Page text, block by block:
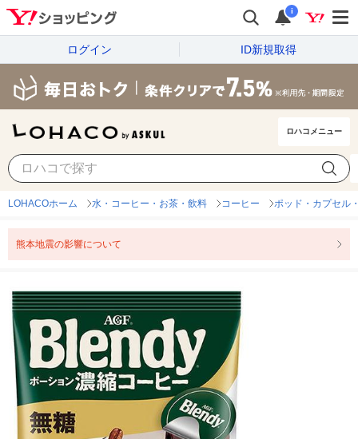
i
ログイン ID新規取得
ロハコメニュー
LOHACOホーム 水・コーヒー・お茶・飲料 コーヒー ポッド・カプセル
熊本地震の影響について